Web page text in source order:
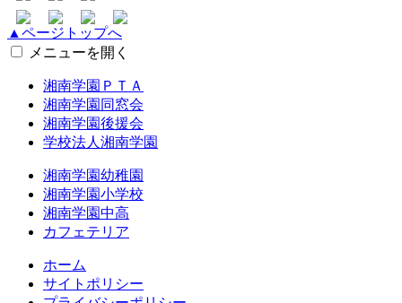
▲ページトップへ
メニューを開く
湘南学園ＰＴＡ
湘南学園同窓会
湘南学園後援会
学校法人湘南学園
湘南学園幼稚園
湘南学園小学校
湘南学園中高
カフェテリア
ホーム
サイトポリシー